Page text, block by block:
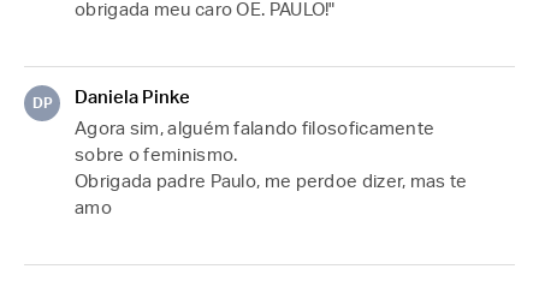
obrigada meu caro OE. PAULO!"
DP
Daniela Pinke
Agora sim, alguém falando filosoficamente
sobre o feminismo.
Obrigada padre Paulo, me perdoe dizer, mas te
amo